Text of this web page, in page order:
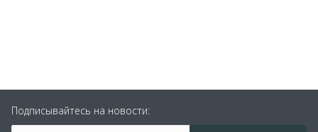
Подписывайтесь на новости: